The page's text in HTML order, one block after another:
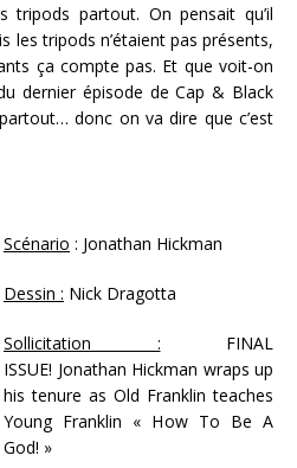
partout. On pensait qu’il
les tripods n’étaient pas présents,
ça compte pas. Et que voit-on
dernier épisode de Cap & Black
donc on va dire que c’est
Scénario : Jonathan Hickman
Dessin : Nick Dragotta
Sollicitation : FINAL
ISSUE! Jonathan Hickman wraps up
his tenure as Old Franklin teaches
Young Franklin « How To Be A
God! »